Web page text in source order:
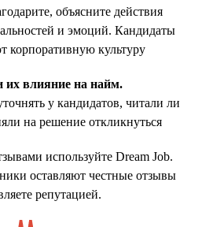
объясните действия
и эмоций. Кандидаты
корпоративную культуру
их влияние на найм.
у кандидатов, читали ли
на решение откликнуться
используйте Dream Job.
оставляют честные отзывы
репутацией.